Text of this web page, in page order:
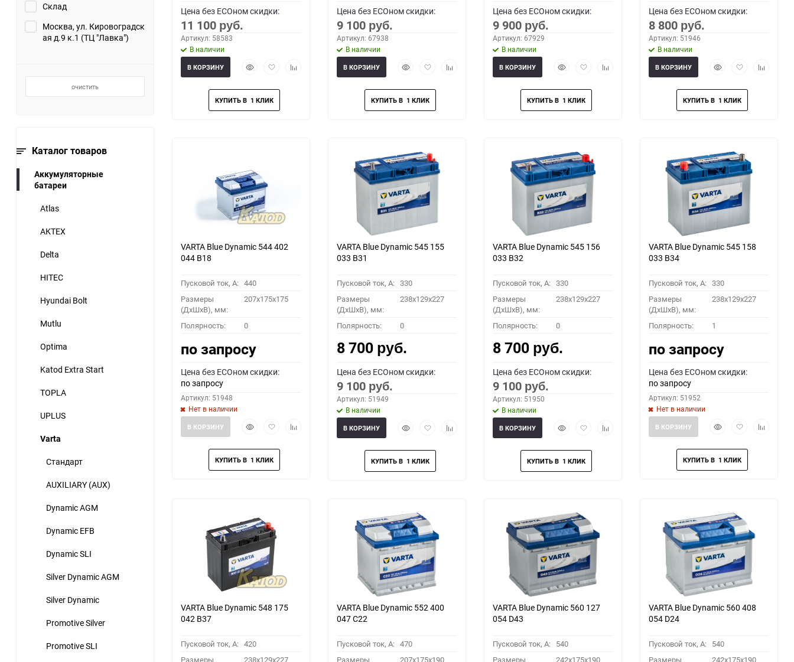
Склад
Москва, ул. Кировоградск
ая д.9 к.1 (ТЦ "Лавка")
очистить
Каталог товаров
Аккумуляторные
батареи
Atlas
АКТЕХ
Delta
HITEC
Hyundai Bolt
Mutlu
Optima
Katod Extra Start
TOPLA
UPLUS
Varta
Стандарт
AUXILIARY (AUX)
Dynamic AGM
Dynamic EFB
Dynamic SLI
Silver Dynamic AGM
Silver Dynamic
Promotive Silver
Promotive SLI
Цена без ECOном скидки:
11 100 руб.
Артикул: 58583
В наличии
БыстрыйДобавить
избранное
Добавить
В КОРЗИНУ
Цена без ECOном скидки:
9 100 руб.
Артикул: 67938
В наличии
БыстрыйДобавить
избранное
Добавить
В КОРЗИНУ
Цена без ECOном скидки:
9 900 руб.
Артикул: 67929
В наличии
БыстрыйДобавить
избранное
Добавить
В КОРЗИНУ
Цена без ECOном скидки:
8 800 руб.
Артикул: 51946
В наличии
БыстрыйДобавить
избранное
Добавить
В КОРЗИНУ
VARTA Blue Dynamic 544 402
044 B18
Пусковой ток, A: 440
Размеры
(ДхШхВ), мм:
207x175x175
Полярность: 0
по запросу
Цена без ECOном скидки:
по запросу
Артикул: 51948
Нет в наличии
БыстрыйДобавить
избранное
Добавить
В КОРЗИНУ
VARTA Blue Dynamic 545 155
033 B31
Пусковой ток, A: 330
Размеры
(ДхШхВ), мм:
238x129x227
Полярность: 0
8 700 руб.
Цена без ECOном скидки:
9 100 руб.
Артикул: 51949
В наличии
БыстрыйДобавить
избранное
Добавить
В КОРЗИНУ
VARTA Blue Dynamic 545 156
033 B32
Пусковой ток, A: 330
Размеры
(ДхШхВ), мм:
238x129x227
Полярность: 0
8 700 руб.
Цена без ECOном скидки:
9 100 руб.
Артикул: 51950
В наличии
БыстрыйДобавить
избранное
Добавить
В КОРЗИНУ
VARTA Blue Dynamic 545 158
033 B34
Пусковой ток, A: 330
Размеры
(ДхШхВ), мм:
238x129x227
Полярность: 1
по запросу
Цена без ECOном скидки:
по запросу
Артикул: 51952
Нет в наличии
БыстрыйДобавить
избранное
Добавить
В КОРЗИНУ
VARTA Blue Dynamic 548 175
042 B37
Пусковой ток, A: 420
VARTA Blue Dynamic 552 400
047 C22
Пусковой ток, A: 470
VARTA Blue Dynamic 560 127
054 D43
Пусковой ток, A: 540
VARTA Blue Dynamic 560 408
054 D24
Пусковой ток, A: 540